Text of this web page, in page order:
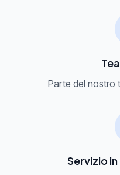
Parte del nostro
Servizio